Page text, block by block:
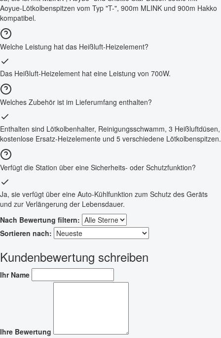
Aoyue-Lötkolbenspitzen vom Typ "T-", 900m MLINK und 900m Hakko
kompatibel.
Welche Leistung hat das Heißluft-Heizelement?
Das Heißluft-Heizelement hat eine Leistung von 700W.
Welches Zubehör ist im Lieferumfang enthalten?
Enthalten sind Lötkolbenhalter, Reinigungsschwamm, 3 Heißluftdüsen,
kostenlose Ersatz-Heizelemente und 5 verschiedene Lötkolbenspitzen.
Verfügt die Station über eine Sicherheits- oder Schutzfunktion?
Ja, sie verfügt über eine Auto-Kühlfunktion zum Schutz des Geräts
und zur Verlängerung der Lebensdauer.
Nach Bewertung filtern:
Sortieren nach:
Kundenbewertung schreiben
Ihr Name
Ihre Bewertung